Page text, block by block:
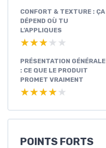
CONFORT & TEXTURE : ÇA
DÉPEND OÙ TU
L’APPLIQUES
★★★★★
★★★★★
PRÉSENTATION GÉNÉRALE
: CE QUE LE PRODUIT
PROMET VRAIMENT
★★★★★
★★★★★
POINTS FORTS